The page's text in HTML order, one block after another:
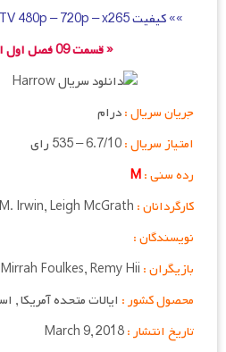
»» کیفیت HDTV 480p – 720p – x265 – زیرنویس فارسی ««
« قسمت 09 فصل اول افزوده شد »
جریان سریال :درام
امتیاز سریال :
رده سنی :M
کارگردانان :
Irwin,Leigh McGrath
نویسندگان :
بازیگران :
Mirrah Foulkes,Remy Hii
محصول کشور : ایالات متحده آمریکا ,
تاریخ انتشار :March 9, 2018